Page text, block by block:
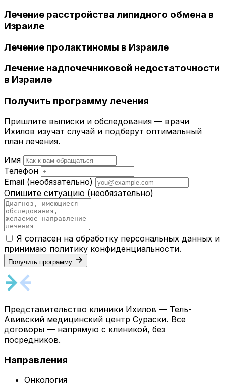
Лечение расстройства липидного обмена в
Израиле
Лечение пролактиномы в Израиле
Лечение надпочечниковой недостаточности
в Израиле
Получить программу лечения
Пришлите выписки и обследования — врачи
Ихилов изучат случай и подберут оптимальный
план лечения.
Имя
Телефон
Email (необязательно)
Опишите ситуацию (необязательно)
Я согласен на обработку персональных данных и
принимаю политику конфиденциальности.
Получить программу
Представительство клиники Ихилов — Тель-
Авивский медицинский центр Сураски. Все
договоры — напрямую с клиникой, без
посредников.
Направления
Онкология